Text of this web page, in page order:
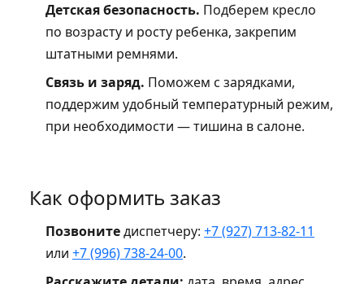
Детская безопасность. Подберем кресло
по возрасту и росту ребенка, закрепим
штатными ремнями.
Связь и заряд. Поможем с зарядками,
поддержим удобный температурный режим,
при необходимости — тишина в салоне.
Как оформить заказ
Позвонитедиспетчеру: +7 (927) 713-82-11
или +7 (996) 738-24-00.